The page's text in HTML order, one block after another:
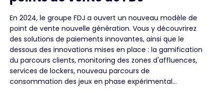
En 2024, le groupe FDJ a ouvert un nouveau modèle de
point de vente nouvelle génération. Vous y découvrirez
des solutions de paiements innovantes, ainsi que le
dessous des innovations mises en place : la gamification
du parcours clients, monitoring des zones d'affluences,
services de lockers, nouveau parcours de
consommation des jeux en phase expérimental...